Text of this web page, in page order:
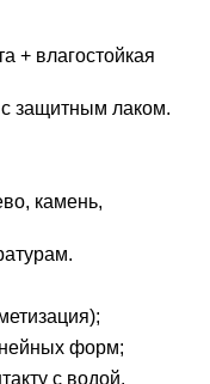
+ влагостойкая
с защитным лаком.
камень,
форм;
с водой.